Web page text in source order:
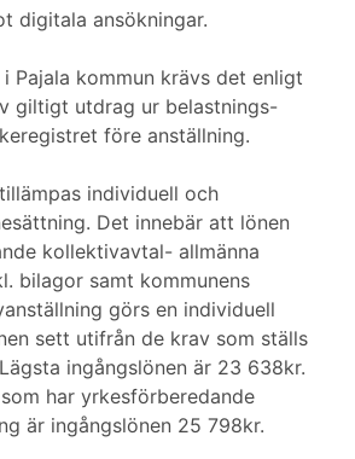
digitala ansökningar.
Pajala kommun krävs det enligt
giltigt utdrag ur belastnings-
före anställning.
individuell och
Det innebär att lönen
kollektivavtal- allmänna
bilagor samt kommunens
görs en individuell
sett utifrån de krav som ställs
ingångslönen är 23 638kr.
har yrkesförberedande
är ingångslönen 25 798kr.